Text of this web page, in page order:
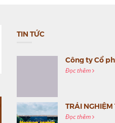
TIN TỨC
Đọc thêm
Đọc thêm